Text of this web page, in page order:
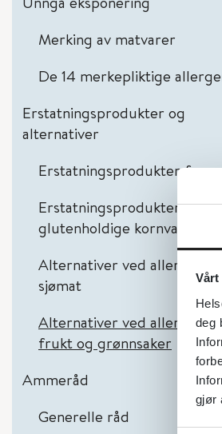
deg
gjør
Merking av matvarer
De 14 merkepliktige
Erstatningsprodukter og
alternativer
Erstatningsprodukter for
Erstatningsprodukter for
glutenholdige kornvarer
Alternativer ved allergi mot
sjømat
Alternativer ved allergi mot
frukt og grønnsaker
Ammeråd
Generelle råd